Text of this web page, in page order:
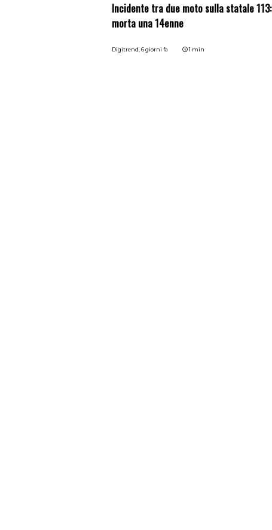
Incidente tra due moto sulla statale 113:
morta una 14enne
Digitrend, 6 giorni fa 1 min